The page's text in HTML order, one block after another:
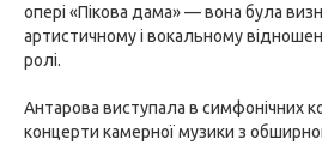
опері «Пікова дама» — вона була
артистичному і вокальному
ролі.
Антарова виступала в симфонічних
концерти камерної музики з